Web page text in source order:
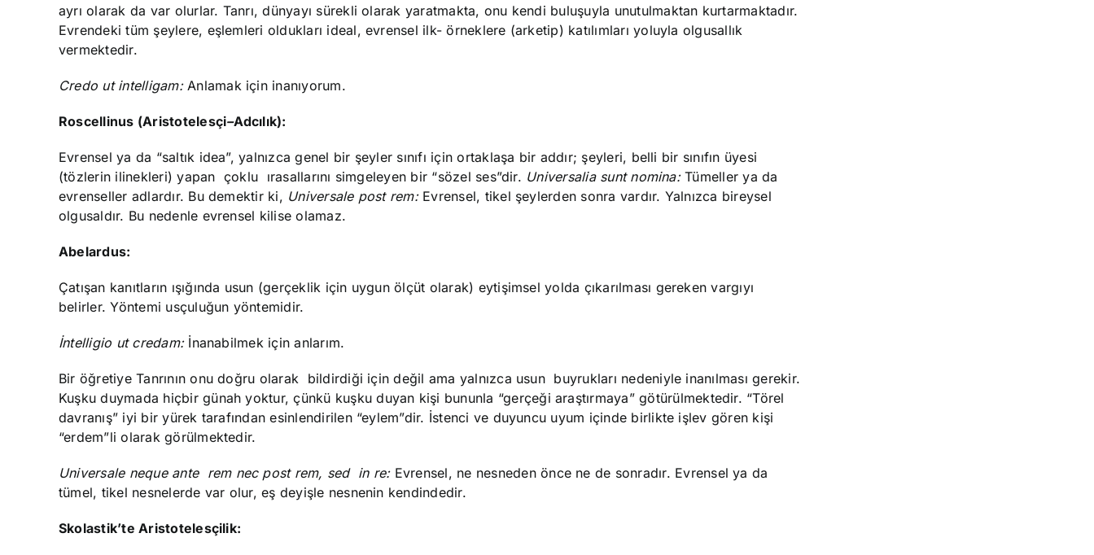
ayrı olarak da var olurlar. Tanrı, dünyayı sürekli olarak yaratmakta, onu kendi buluşuyla unutulmaktan kurtarmaktadır.
Evrendeki tüm şeylere, eşlemleri oldukları ideal, evrensel ilk- örneklere (arketip) katılımları yoluyla olgusallık
vermektedir.
Credo ut intelligam: Anlamak için inanıyorum.
Roscellinus (Aristotelesçi–Adcılık):
Evrensel ya da “saltık idea”, yalnızca genel bir şeyler sınıfı için ortaklaşa bir addır; şeyleri, belli bir sınıfın üyesi
(tözlerin ilinekleri) yapan çoklu ırasallarını simgeleyen bir “sözel ses”dir. Universalia sunt nomina:Tümeller ya da
evrenseller adlardır. Bu demektir ki, Universale post rem: Evrensel, tikel şeylerden sonra vardır. Yalnızca bireysel
olgusaldır. Bu nedenle evrensel kilise olamaz.
Abelardus:
Çatışan kanıtların ışığında usun (gerçeklik için uygun ölçüt olarak) eytişimsel yolda çıkarılması gereken vargıyı
belirler. Yöntemi usçuluğun yöntemidir.
İntelligio ut credam: İnanabilmek için anlarım.
Bir öğretiye Tanrının onu doğru olarak bildirdiği için değil ama yalnızca usun buyrukları nedeniyle inanılması gerekir.
Kuşku duymada hiçbir günah yoktur, çünkü kuşku duyan kişi bununla “gerçeği araştırmaya” götürülmektedir. “Törel
davranış” iyi bir yürek tarafından esinlendirilen “eylem”dir. İstenci ve duyuncu uyum içinde birlikte işlev gören kişi
“erdem”li olarak görülmektedir.
Universale neque anterem nec post rem, sed in re: Evrensel, ne nesneden önce ne de sonradır. Evrensel ya da
tümel, tikel nesnelerde var olur, eş deyişle nesnenin kendindedir.
Skolastik’te Aristotelesçilik: